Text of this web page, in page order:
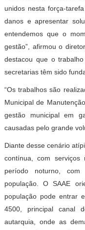
unidos nesta força-
danos e apresentar
entendemos que o
gestão”, afirmou o
destacou que o
secretarias têm sido
“Os trabalhos são
Municipal de
gestão municipal em
causadas pelo grande
Diante desse cenário
contínua, com
período noturno,
população. O SAAE
população pode entrar
4500, principal canal
autarquia, onde as